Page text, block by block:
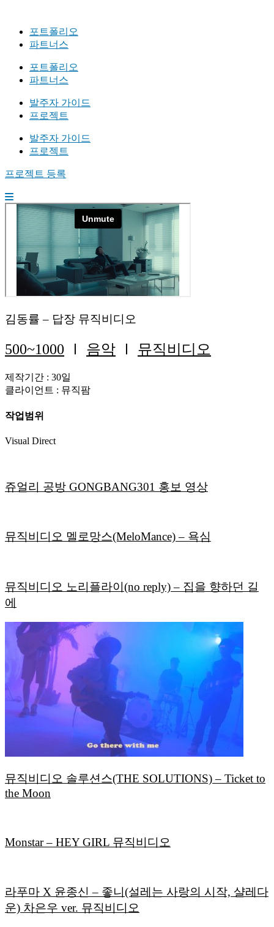
포트폴리오
파트너스
포트폴리오
파트너스
발주자 가이드
프로젝트
발주자 가이드
프로젝트
프로젝트 등록
김동률 – 답장 뮤직비디오
500~1000 Ⅰ 음악 Ⅰ 뮤직비디오
제작기간 : 30일
클라이언트 : 뮤직팜
작업범위
Visual Direct
쥬얼리 공방 GONGBANG301 홍보 영상
뮤직비디오 멜로망스(MeloMance) – 욕심
뮤직비디오 노리플라이(no reply) – 집을 향하던 길
에
뮤직비디오 솔루션스(THE SOLUTIONS) – Ticket to
the Moon
Monstar – HEY GIRL 뮤직비디오
라푸마 X 윤종신 – 좋니(설레는 사랑의 시작, 샬레다
운) 차은우 ver. 뮤직비디오